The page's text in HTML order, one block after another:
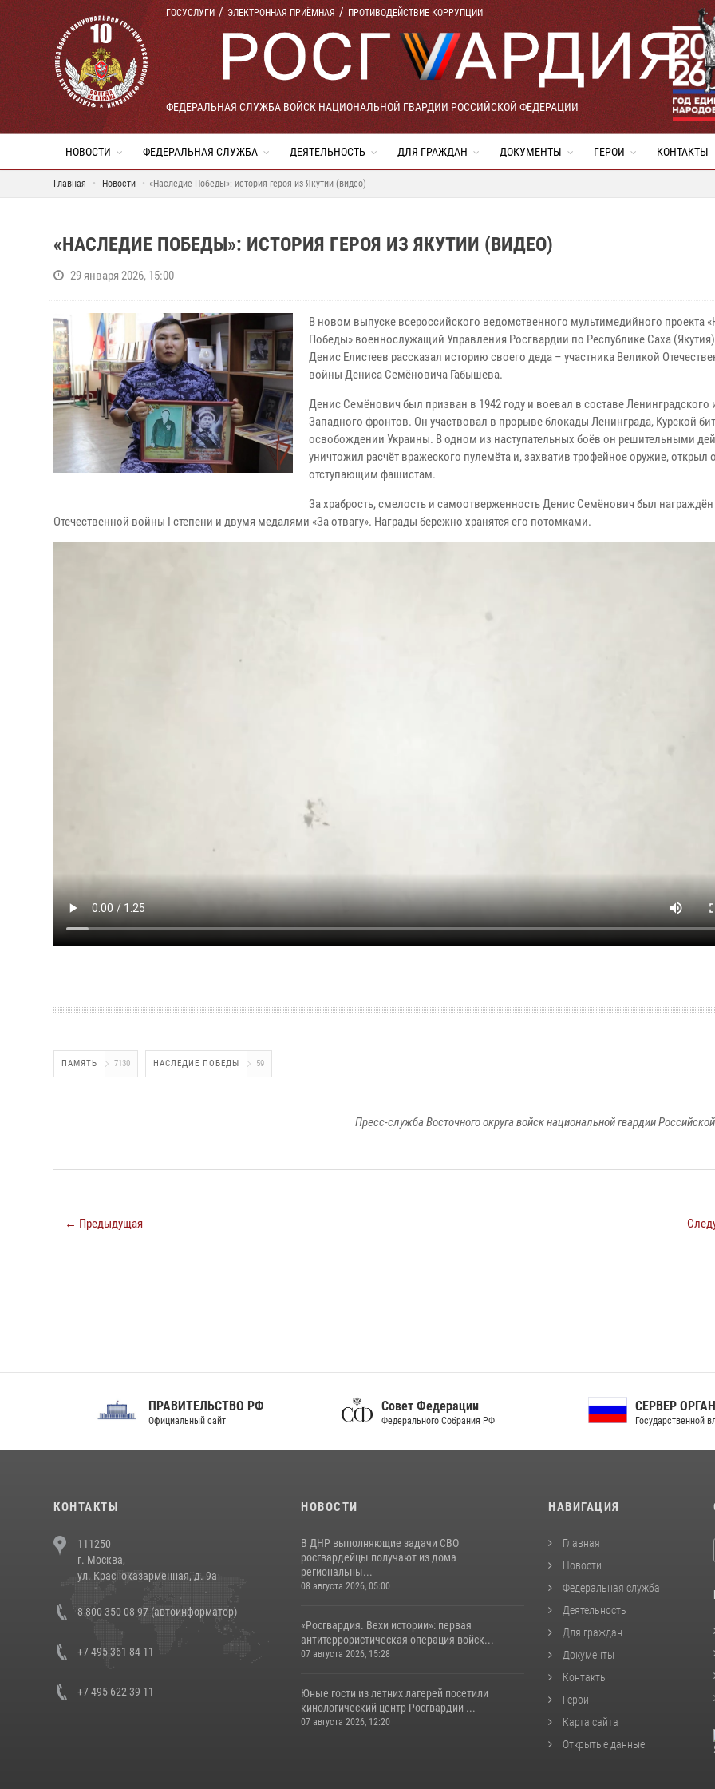
ГОСУСЛУГИ ЭЛЕКТРОННАЯ ПРИЁМНАЯ ПРОТИВОДЕЙСТВИЕ КОРРУПЦИИ
ФЕДЕРАЛЬНАЯ СЛУЖБА ВОЙСК НАЦИОНАЛЬНОЙ ГВАРДИИ РОССИЙСКОЙ ФЕДЕРАЦИИ
НОВОСТИ ФЕДЕРАЛЬНАЯ СЛУЖБА ДЕЯТЕЛЬНОСТЬ ДЛЯ ГРАЖДАН ДОКУМЕНТЫ ГЕРОИ КОНТАКТЫ
Главная Новости «Наследие Победы»: история героя из Якутии (видео)
«НАСЛЕДИЕ ПОБЕДЫ»: ИСТОРИЯ ГЕРОЯ ИЗ ЯКУТИИ (ВИДЕО)
29 января 2026, 15:00
В новом выпуске всероссийского ведомственного мультимедийного проекта
Победы» военнослужащий Управления Росгвардии по Республике Саха
Денис Елистеев рассказал историю своего деда – участника Великой
войны Дениса Семёновича Габышева.
Денис Семёнович был призван в 1942 году и воевал в составе Ленинградского
Западного фронтов. Он участвовал в прорыве блокады Ленинграда, Курской
освобождении Украины. В одном из наступательных боёв он решительными
уничтожил расчёт вражеского пулемёта и, захватив трофейное оружие, открыл
отступающим фашистам.
За храбрость, смелость и самоотверженность Денис Семёнович был
Отечественной войны I степени и двумя медалями «За отвагу». Награды бережно хранятся его потомками.
ПАМЯТЬ 7130 НАСЛЕДИЕ ПОБЕДЫ 59
Пресс-служба Восточного округа войск национальной гвардии
← Предыдущая
ПРАВИТЕЛЬСТВО РФ
Официальный сайт
Совет Федерации
Федерального Собрания РФ
СЕРВЕР ОРГАНОВ
Государственной власти РФ
КОНТАКТЫ
111250
г. Москва,
ул. Красноказарменная, д. 9а
8 800 350 08 97 (автоинформатор)
+7 495 361 84 11
+7 495 622 39 11
НОВОСТИ
В ДНР выполняющие задачи СВО
росгвардейцы получают из дома
региональны...
08 августа 2026, 05:00
«Росгвардия. Вехи истории»: первая
антитеррористическая операция войск...
07 августа 2026, 15:28
Юные гости из летних лагерей посетили
кинологический центр Росгвардии ...
07 августа 2026, 12:20
НАВИГАЦИЯ
Главная
Новости
Федеральная служба
Деятельность
Для граждан
Документы
Контакты
Герои
Карта сайта
Открытые данные